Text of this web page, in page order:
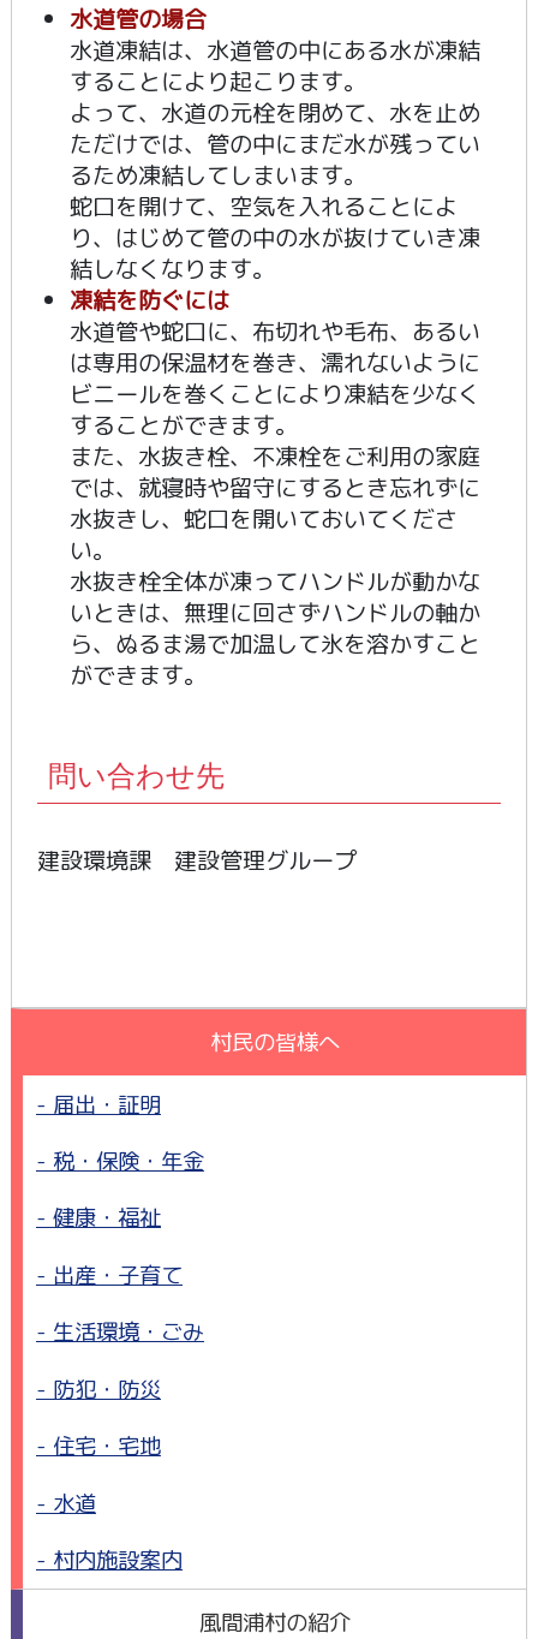
水道管の場合
水道凍結は、水道管の中にある水が凍結
することにより起こります。
よって、水道の元栓を閉めて、水を止め
ただけでは、管の中にまだ水が残ってい
るため凍結してしまいます。
蛇口を開けて、空気を入れることによ
り、はじめて管の中の水が抜けていき凍
結しなくなります。
凍結を防ぐには
水道管や蛇口に、布切れや毛布、あるい
は専用の保温材を巻き、濡れないように
ビニールを巻くことにより凍結を少なく
することができます。
また、水抜き栓、不凍栓をご利用の家庭
では、就寝時や留守にするとき忘れずに
水抜きし、蛇口を開いておいてくださ
い。
水抜き栓全体が凍ってハンドルが動かな
いときは、無理に回さずハンドルの軸か
ら、ぬるま湯で加温して氷を溶かすこと
ができます。
問い合わせ先
建設環境課 建設管理グループ
村民の皆様へ
届出・証明
税・保険・年金
健康・福祉
出産・子育て
生活環境・ごみ
防犯・防災
住宅・宅地
水道
村内施設案内
風間浦村の紹介